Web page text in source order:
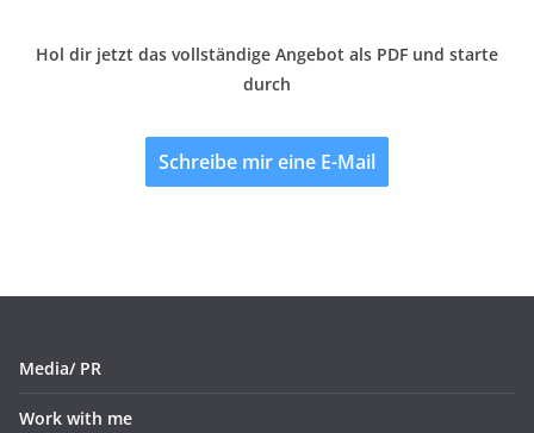
Hol dir jetzt das vollständige Angebot als PDF und starte
durch
Schreibe mir eine E-Mail
Media/ PR
Work with me